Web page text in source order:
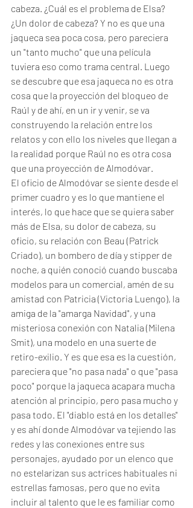
cabeza. ¿Cuál es el problema de Elsa?
¿Un dolor de cabeza? Y no es que una
jaqueca sea poca cosa, pero pareciera
un "tanto mucho" que una película
tuviera eso como trama central. Luego
se descubre que esa jaqueca no es otra
cosa que la proyección del bloqueo de
Raúl y de ahí, en un ir y venir, se va
construyendo la relación entre los
relatos y con ello los niveles que llegan a
la realidad porque Raúl no es otra cosa
que una proyección de Almodóvar.
El oficio de Almodóvar se siente desde el
primer cuadro y es lo que mantiene el
interés, lo que hace que se quiera saber
más de Elsa, su dolor de cabeza, su
oficio, su relación con Beau (Patrick
Criado), un bombero de día y stipper de
noche, a quién conoció cuando buscaba
modelos para un comercial, amén de su
amistad con Patricia (Victoria Luengo), la
amiga de la "amarga Navidad", y una
misteriosa conexión con Natalia (Milena
Smit), una modelo en una suerte de
retiro-exilio. Y es que esa es la cuestión,
pareciera que "no pasa nada" o que "pasa
poco" porque la jaqueca acapara mucha
atención al principio, pero pasa mucho y
pasa todo. El "diablo está en los detalles"
y es ahí donde Almodóvar va tejiendo las
redes y las conexiones entre sus
personajes, ayudado por un elenco que
no estelarizan sus actrices habituales ni
estrellas famosas, pero que no evita
incluir al talento que le es familiar como